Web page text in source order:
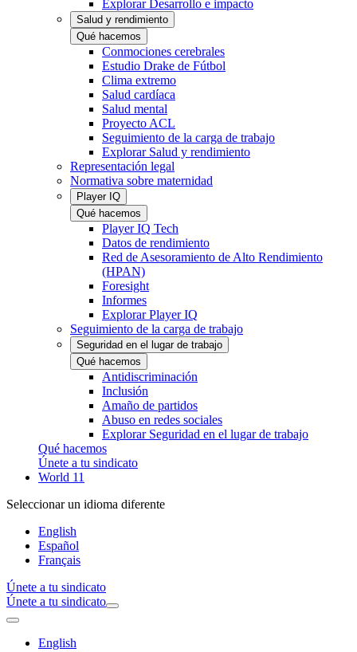
Explorar Desarrollo e impacto
Salud y rendimiento
Qué hacemos
Conmociones cerebrales
Estudio Drake de Fútbol
Clima extremo
Salud cardíaca
Salud mental
Proyecto ACL
Seguimiento de la carga de trabajo
Explorar Salud y rendimiento
Representación legal
Normativa sobre maternidad
Player IQ
Qué hacemos
Player IQ Tech
Datos de rendimiento
Red de Asesoramiento de Alto Rendimiento
(HPAN)
Foresight
Informes
Explorar Player IQ
Seguimiento de la carga de trabajo
Seguridad en el lugar de trabajo
Qué hacemos
Antidiscriminación
Inclusión
Amaño de partidos
Abuso en redes sociales
Explorar Seguridad en el lugar de trabajo
Qué hacemos
Únete a tu sindicato
World 11
Seleccionar un idioma diferente
English
Español
Français
Únete a tu sindicato
Únete a tu sindicato
English